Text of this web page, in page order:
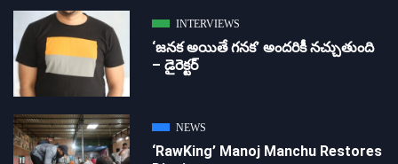
INTERVIEWS
‘జ‌న‌క అయితే గ‌న‌క‌’ అందరికీ నచ్చుతుంది
– డైరెక్ట‌ర్
NEWS
‘RawKing’ Manoj Manchu Restores